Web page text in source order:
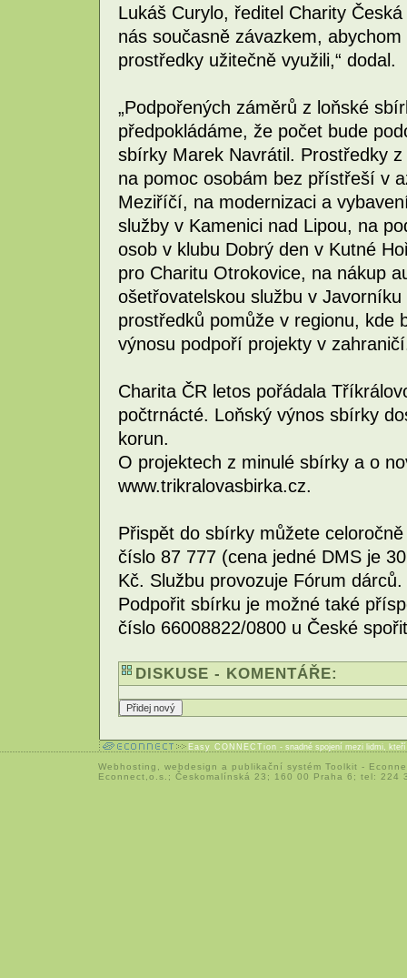
Lukáš Curylo, ředitel Charity
nás současně závazkem,
prostředky užitečně využili,“ dodal.
„Podpořených záměrů z loňské
předpokládáme, že počet bude
sbírky Marek Navrátil. Prostředky
na pomoc osobám bez přístřeší v
Meziříčí, na modernizaci a
služby v Kamenici nad Lipou, na
osob v klubu Dobrý den v Kutné
pro Charitu Otrokovice, na nákup
ošetřovatelskou službu v
prostředků pomůže v regionu, kde
výnosu podpoří projekty v
Charita ČR letos pořádala
počtrnácté. Loňský výnos sbírky
korun.
O projektech z minulé sbírky a o
www.trikralovasbirka.cz.
Přispět do sbírky můžete
číslo 87 777 (cena jedné DMS je
Kč. Službu provozuje Fórum
Podpořit sbírku je možné také
číslo 66008822/0800 u České
DISKUSE - KOMENTÁŘE:
Easy CONNECTion - snadné spojení mezi lidmi,
Webhosting webdesign a publikační systém Toolkit -
Econnect,o.s.; Českomalínská 23; 160 00 Praha 6; tel: 224